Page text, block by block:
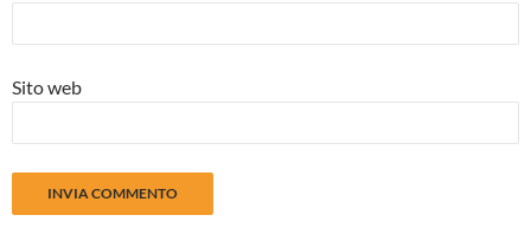
Sito web